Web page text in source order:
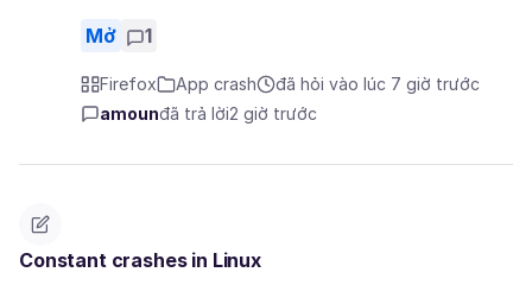
Mở 1
Firefox App crash
đã hỏi vào lúc 7 giờ trước
amounđã trả lời2 giờ trước
Constant crashes in Linux